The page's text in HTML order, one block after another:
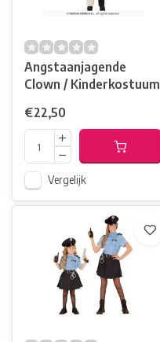
Angstaanjagende
Clown / Kinderkostuum
€22,50
Vergelijk